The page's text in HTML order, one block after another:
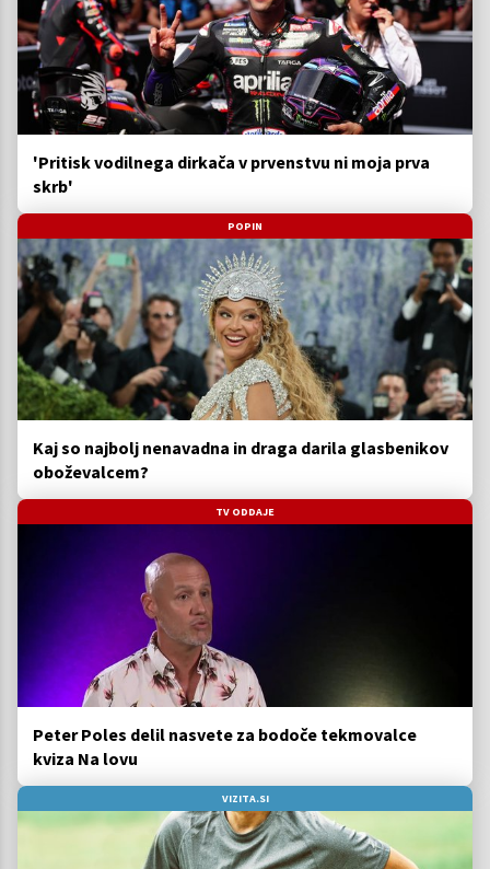
'Pritisk vodilnega dirkača v prvenstvu ni moja prva
skrb'
POPIN
Kaj so najbolj nenavadna in draga darila glasbenikov
oboževalcem?
TV ODDAJE
Peter Poles delil nasvete za bodoče tekmovalce
kviza Na lovu
VIZITA.SI